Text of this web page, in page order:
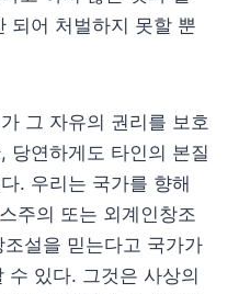
되어 처벌하지 못할 뿐
그 자유의 권리를 보호
당연하게도 타인의 본질
. 우리는 국가를 향해
주의 또는 외계인창조
조설을 믿는다고 국가가
수 있다. 그것은 사상의